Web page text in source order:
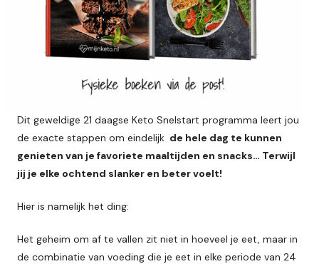
Dit geweldige 21 daagse Keto Snelstart programma leert jou
de exacte stappen om eindelijk de hele dag te kunnen
genieten van je favoriete maaltijden en snacks… Terwijl
jij je elke ochtend slanker en beter voelt!
Hier is namelijk het ding:
Het geheim om af te vallen zit niet in hoeveel je eet, maar in
de combinatie van voeding die je eet in elke periode van 24